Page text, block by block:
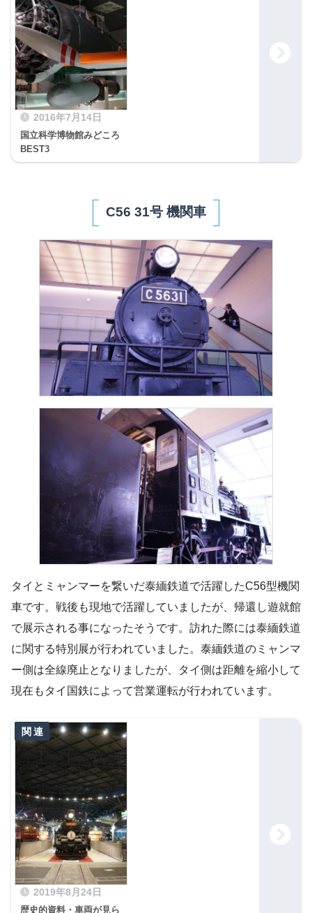
2016年7月14日
国立科学博物館みどころ
BEST3
C56 31号 機関車
タイとミャンマーを繋いだ泰緬鉄道で活躍したC56型機関
車です。戦後も現地で活躍していましたが、帰還し遊就館
で展示される事になったそうです。訪れた際には泰緬鉄道
に関する特別展が行われていました。泰緬鉄道のミャンマ
ー側は全線廃止となりましたが、タイ側は距離を縮小して
現在もタイ国鉄によって営業運転が行われています。
2019年8月24日
歴史的資料・車両が見ら